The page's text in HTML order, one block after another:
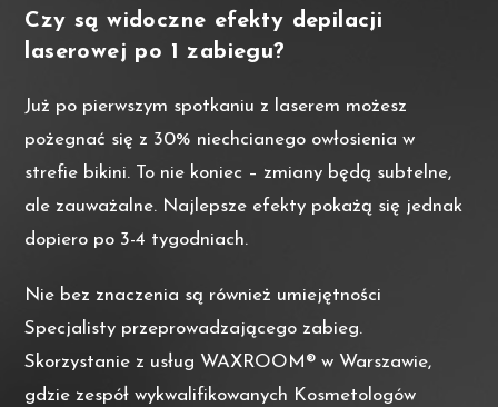
Czy są widoczne efekty depilacji
laserowej po 1 zabiegu?
Już po pierwszym spotkaniu z laserem możesz
pożegnać się z 30% niechcianego owłosienia w
strefie bikini. To nie koniec – zmiany będą subtelne,
ale zauważalne. Najlepsze efekty pokażą się jednak
dopiero po 3-4 tygodniach.
Nie bez znaczenia są również umiejętności
Specjalisty przeprowadzającego zabieg.
Skorzystanie z usług WAXROOM® w Warszawie,
gdzie zespół wykwalifikowanych Kosmetologów